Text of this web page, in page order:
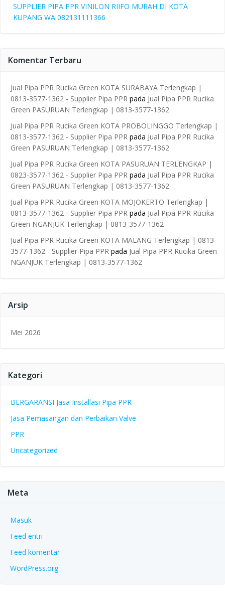
SUPPLIER PIPA PPR VINILON RIIFO MURAH DI KOTA
KUPANG WA 082131111366
Komentar Terbaru
Jual Pipa PPR Rucika Green KOTA SURABAYA Terlengkap |
0813-3577-1362 - Supplier Pipa PPR pada Jual Pipa PPR Rucika
Green PASURUAN Terlengkap | 0813-3577-1362
Jual Pipa PPR Rucika Green KOTA PROBOLINGGO Terlengkap |
0813-3577-1362 - Supplier Pipa PPR pada Jual Pipa PPR Rucika
Green PASURUAN Terlengkap | 0813-3577-1362
Jual Pipa PPR Rucika Green KOTA PASURUAN TERLENGKAP |
0823-3577-1362 - Supplier Pipa PPR pada Jual Pipa PPR Rucika
Green PASURUAN Terlengkap | 0813-3577-1362
Jual Pipa PPR Rucika Green KOTA MOJOKERTO Terlengkap |
0813-3577-1362 - Supplier Pipa PPR pada Jual Pipa PPR Rucika
Green NGANJUK Terlengkap | 0813-3577-1362
Jual Pipa PPR Rucika Green KOTA MALANG Terlengkap | 0813-
3577-1362 - Supplier Pipa PPR pada Jual Pipa PPR Rucika Green
NGANJUK Terlengkap | 0813-3577-1362
Arsip
Mei 2026
Kategori
BERGARANSI Jasa Installasi Pipa PPR
Jasa Pemasangan dan Perbaikan Valve
PPR
Uncategorized
Meta
Masuk
Feed entri
Feed komentar
WordPress.org